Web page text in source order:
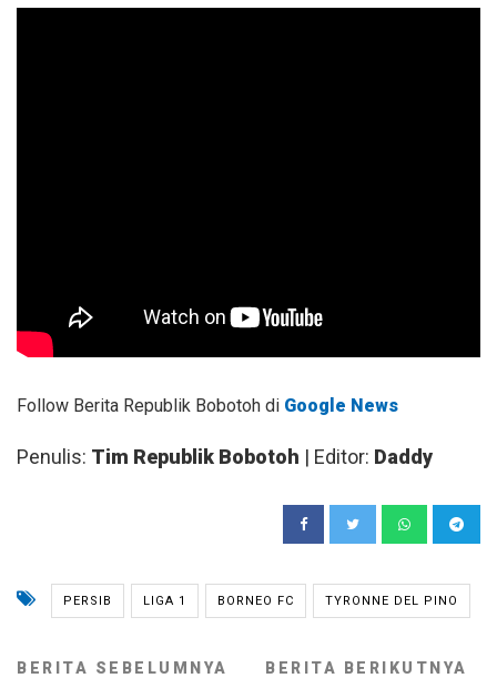
Follow Berita Republik Bobotoh di Google News
Penulis: Tim Republik Bobotoh | Editor: Daddy
PERSIB LIGA 1 BORNEO FC TYRONNE DEL PINO
BERITA SEBELUMNYA BERITA BERIKUTNYA